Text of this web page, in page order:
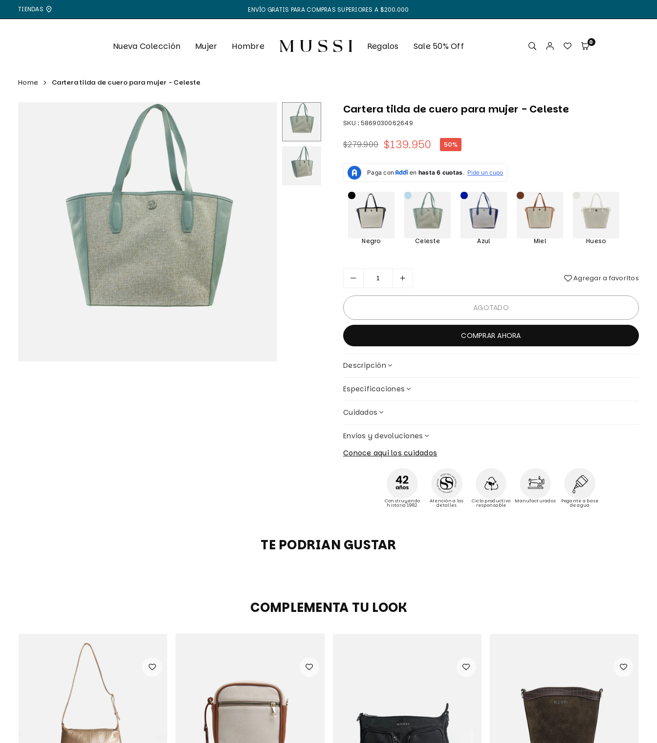
directamente
TIENDAS ENVÍO GRATIS PARA COMPRAS SUPERIORES A $200.000
Nueva Colección Mujer Hombre Regalos Sale 50% Off 0
Home Cartera tilda de cuero para mujer - Celeste
Cartera tilda de cuero para mujer - Celeste
SKU : 5869030062649
Precio
$279.900 $139.950 50%
Negro Celeste Azul Miel Hueso
Agregar a favoritos
AGOTADO
COMPRAR AHORA
Descripción
Especificaciones
Cuidados
Envíos y devoluciones
Conoce aquí los cuidados
Construyendo
historia 1982
Atención a los
detalles
Ciclo productivo
responsable
Manufacturados Pegante a base
de agua
TE PODRIAN GUSTAR
COMPLEMENTA TU LOOK